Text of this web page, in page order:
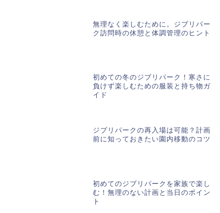
無理なく楽しむために。ジブリパー
ク訪問時の休憩と体調管理のヒント
初めての冬のジブリパーク！寒さに
負けず楽しむための服装と持ち物ガ
イド
ジブリパークの再入場は可能？計画
前に知っておきたい園内移動のコツ
初めてのジブリパークを家族で楽し
む！無理のない計画と当日のポイン
ト